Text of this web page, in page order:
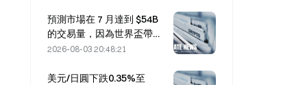
預測市場在 7 月達到 $54B
的交易量，因為世界盃帶動
交易量
2026-08-03 20:48:21
美元/日圓下跌0.35%至